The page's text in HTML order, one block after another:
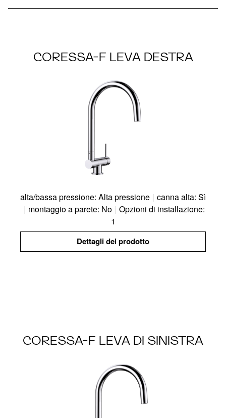
CORESSA-F LEVA DESTRA
alta/bassa pressione: Alta pressione | canna alta: Sì
| montaggio a parete: No | Opzioni di installazione:
1
Dettagli del prodotto
CORESSA-F LEVA DI SINISTRA